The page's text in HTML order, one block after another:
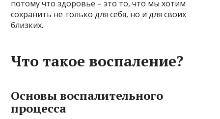
потому что здоровье – это то, что мы хотим
сохранить не только для себя, но и для своих
близких.
Что такое воспаление?
Основы воспалительного
процесса